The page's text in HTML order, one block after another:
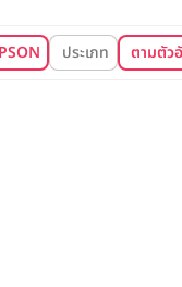
ประเภท ตามตัว